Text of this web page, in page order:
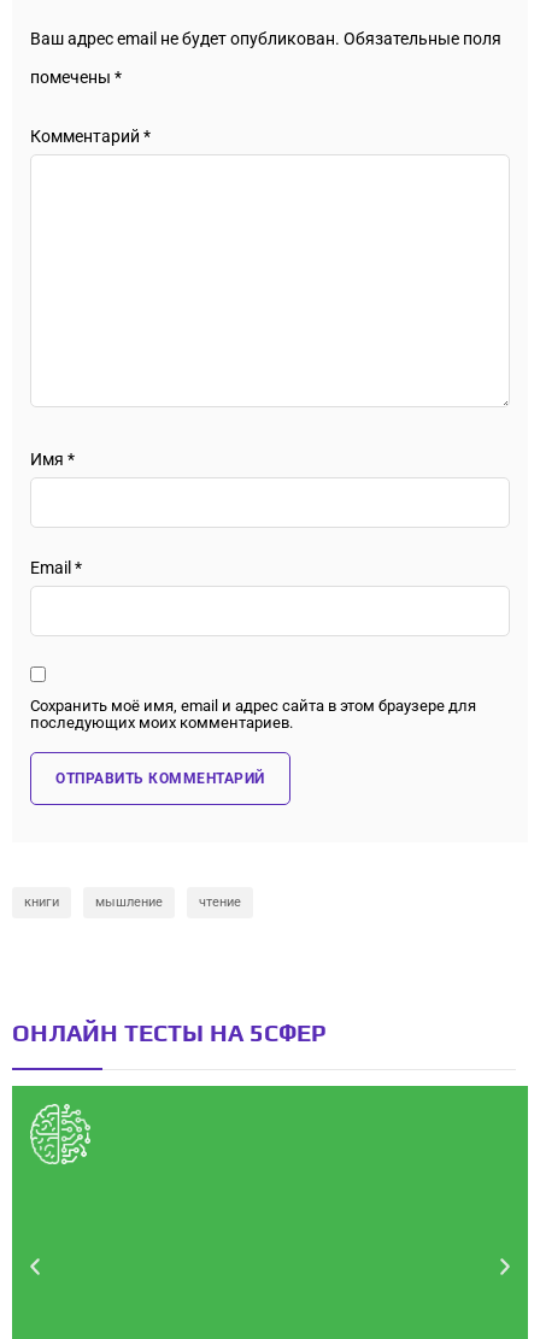
Ваш адрес email не будет опубликован. Обязательные поля
помечены *
Комментарий *
Имя *
Email *
Сохранить моё имя, email и адрес сайта в этом браузере для
последующих моих комментариев.
книги мышление чтение
ОНЛАЙН ТЕСТЫ НА 5СФЕР